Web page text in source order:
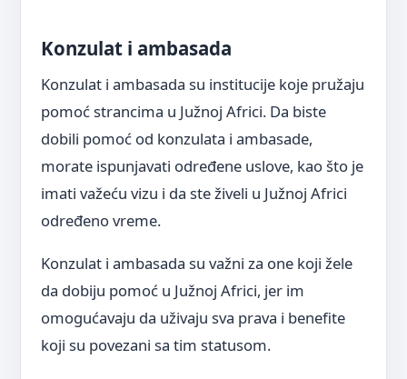
Konzulat i ambasada
Konzulat i ambasada su institucije koje pružaju
pomoć strancima u Južnoj Africi. Da biste
dobili pomoć od konzulata i ambasade,
morate ispunjavati određene uslove, kao što je
imati važeću vizu i da ste živeli u Južnoj Africi
određeno vreme.
Konzulat i ambasada su važni za one koji žele
da dobiju pomoć u Južnoj Africi, jer im
omogućavaju da uživaju sva prava i benefite
koji su povezani sa tim statusom.